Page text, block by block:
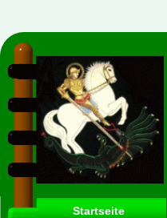
Startseite